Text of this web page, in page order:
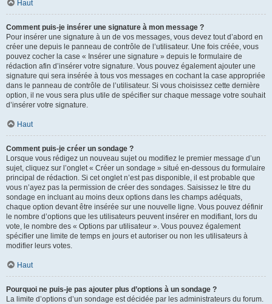
Haut
Comment puis-je insérer une signature à mon message ?
Pour insérer une signature à un de vos messages, vous devez tout d’abord en
créer une depuis le panneau de contrôle de l’utilisateur. Une fois créée, vous
pouvez cocher la case « Insérer une signature » depuis le formulaire de
rédaction afin d’insérer votre signature. Vous pouvez également ajouter une
signature qui sera insérée à tous vos messages en cochant la case appropriée
dans le panneau de contrôle de l’utilisateur. Si vous choisissez cette dernière
option, il ne vous sera plus utile de spécifier sur chaque message votre souhait
d’insérer votre signature.
Haut
Comment puis-je créer un sondage ?
Lorsque vous rédigez un nouveau sujet ou modifiez le premier message d’un
sujet, cliquez sur l’onglet « Créer un sondage » situé en-dessous du formulaire
principal de rédaction. Si cet onglet n’est pas disponible, il est probable que
vous n’ayez pas la permission de créer des sondages. Saisissez le titre du
sondage en incluant au moins deux options dans les champs adéquats,
chaque option devant être insérée sur une nouvelle ligne. Vous pouvez définir
le nombre d’options que les utilisateurs peuvent insérer en modifiant, lors du
vote, le nombre des « Options par utilisateur ». Vous pouvez également
spécifier une limite de temps en jours et autoriser ou non les utilisateurs à
modifier leurs votes.
Haut
Pourquoi ne puis-je pas ajouter plus d’options à un sondage ?
La limite d’options d’un sondage est décidée par les administrateurs du forum.